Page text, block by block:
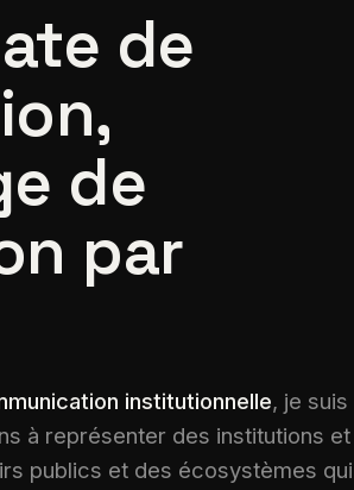
de
de
par
institutionnelle, je
à représenter des institutions
publics et des écosystèmes